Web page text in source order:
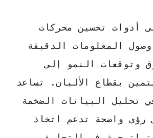
أدوات تحسين محركات
المعلومات الدقيقة
وتوقعات النمو إلى
بقطاع الألبان. تساعد
تحليل البيانات الضخمة
رؤى واضحة تدعم اتخاذ